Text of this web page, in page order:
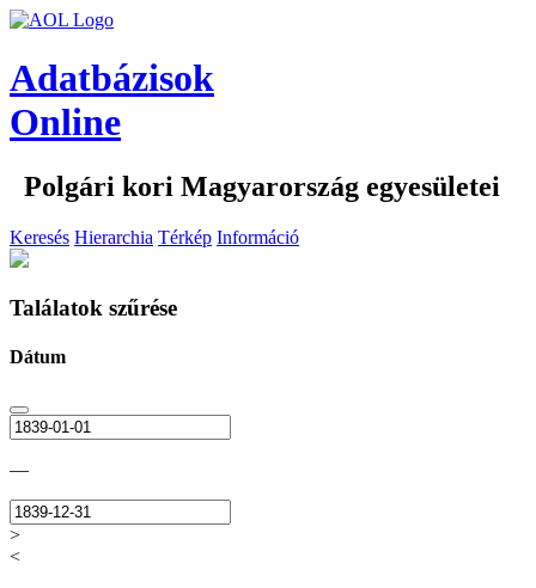
Adatbázisok
Online
Polgári kori Magyarország egyesületei
Keresés Hierarchia Térkép Információ
Találatok szűrése
Dátum
—
>
<